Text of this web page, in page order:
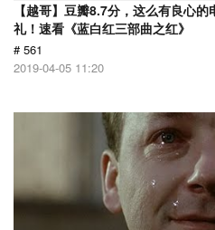
【越哥】豆瓣8.7分，这么有良心
礼！速看《蓝白红三部曲之红》
# 561
2019-04-05 11:20